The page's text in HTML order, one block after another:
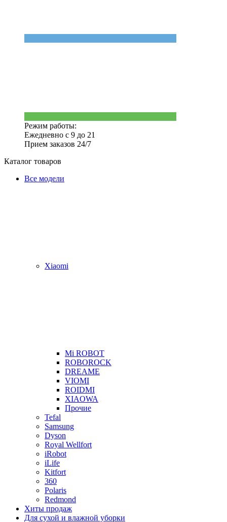
Режим работы:
Ежедневно с 9 до 21
Прием заказов 24/7
Каталог товаров
Все модели
Xiaomi
Mi ROBOT
ROBOROCK
DREAME
VIOMI
ROIDMI
XIAOWA
Прочие
Tefal
Samsung
Dyson
Royal Wellfort
iRobot
iLife
Kitfort
360
Polaris
Redmond
Хиты продаж
Для сухой и влажной уборки